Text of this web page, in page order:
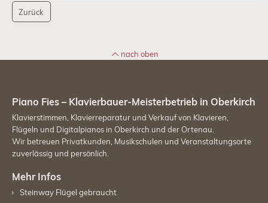
Klavier-
Gutachten
Fragen
&
Antworten
Über
Zurück
nach oben
Piano Fies – Klavierbauer-Meisterbetrieb in Oberkirch
Klavierstimmen, Klavierreparatur und Verkauf von Klavieren,
Flügeln und Digitalpianos in Oberkirch und der Ortenau.
Wir betreuen Privatkunden, Musikschulen und Veranstaltungsorte
zuverlässig und persönlich.
Mehr Infos
Steinway Flügel gebraucht